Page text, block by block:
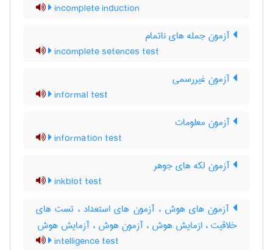
incomplete induction
آزمون جمله های ناتمام
incomplete setences test
آزمون غیررسمی
informal test
آزمون معلومات
information test
آزمون لکه های جوهر
inkblot test
آزمون های هوش ، آزمون های استعداد ، تست های
خلاقیت ، ازمایش هوش ، آزمون هوش ، آزمایش هوش
intelligence test